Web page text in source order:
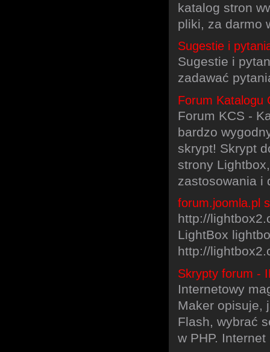
katalog stron
pliki, za darmo
Sugestie i
Sugestie i
zadawać
Forum Katalogu
Forum KCS -
bardzo
skrypt! Skrypt
strony
zastosowania i
forum.joomla.pl
http://
LightBox
http://
Skrypty forum -
Internetowy
Maker opisuje,
Flash, wybrać
w PHP.